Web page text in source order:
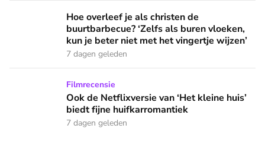
Hoe overleef je als christen de buurtbarbecue? ‘Zelfs als
Hoe overleef je als christen de
buurtbarbecue? ‘Zelfs als buren vloeken,
kun je beter niet met het vingertje wijzen’
7 dagen geleden
Ook de Netflixversie van ‘Het kleine huis’ biedt fijne
Filmrecensie
Ook de Netflixversie van ‘Het kleine huis’
biedt fijne huifkarromantiek
7 dagen geleden